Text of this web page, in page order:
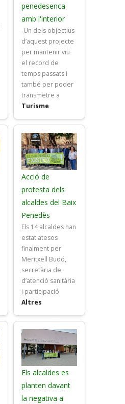
penedesenca
amb l'interior
-Un dels objectius
d’aquest projecte
per mantenir viu
el record de
temps passats i
també per poder
transmetre a
Turisme
Acció de
protesta dels
alcaldes del Baix
Penedès
Els 14 alcaldes han
estat atesos
finalment per
Meritxell Budó,
secretària de
d’atenció sanitària
i participació
Altres
Els alcaldes es
planten davant
la negativa a